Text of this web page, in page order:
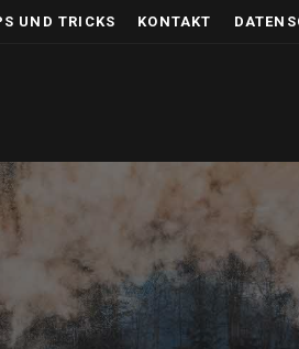
UND TRICKS KONTAKT